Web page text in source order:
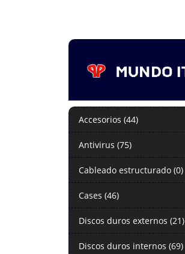
Accesorios (44)
Antivirus (75)
Cableado estructurado (0)
Cases (46)
Discos duros externos (21)
Discos duros internos (69)